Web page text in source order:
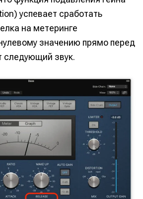
успевает сработать
на метеринге
значению прямо перед
следующий звук.